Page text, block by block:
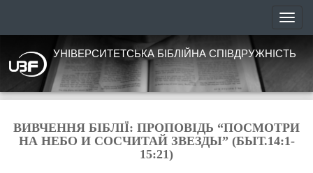
УНІВЕРСИТЕТСЬКА БІБЛІЙНА СПІВДРУЖНІСТЬ
ВИВЧЕННЯ БІБЛІЇ: ПРОПОВІДЬ “ПОСМОТРИ
НА НЕБО И СОСЧИТАЙ ЗВЕЗДЫ” (БЫТ.14:1-
15:21)